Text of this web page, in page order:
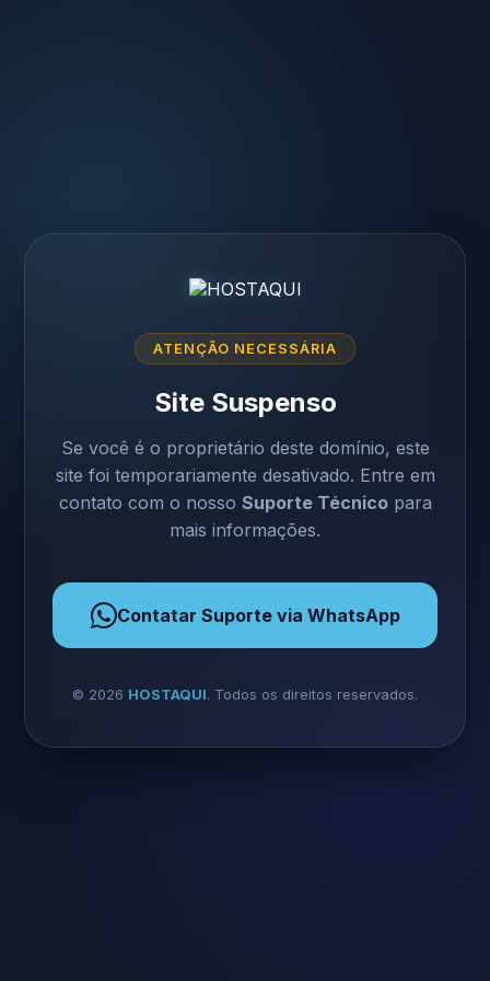
ATENÇÃO NECESSÁRIA
Site Suspenso
Se você é o proprietário deste domínio, este
site foi temporariamente desativado. Entre em
contato com o nosso Suporte Técnicopara
mais informações.
Contatar Suporte via WhatsApp
© 2026 HOSTAQUI. Todos os direitos reservados.